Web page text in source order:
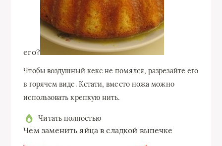
его?
Чтобы воздушный кекс не помялся, разрезайте его
в горячем виде. Кстати, вместо ножа можно
использовать крепкую нить.
Читать полностью
Чем заменить яйца в сладкой выпечке